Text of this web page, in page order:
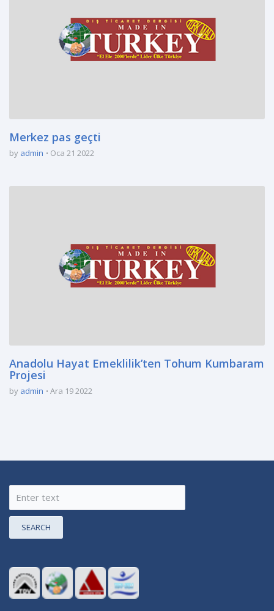
Merkez pas geçti
by admin Oca 21 2022
Anadolu Hayat Emeklilik’ten Tohum Kumbaram
Projesi
by admin Ara 19 2022
SEARCH